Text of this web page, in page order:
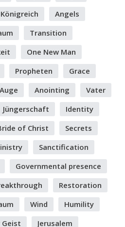
Königreich
Angels
Transition
One New Man
Propheten
Grace
Auge Anointing
Vater
Jüngerschaft
Identity
of Christ
Secrets
Sanctification
Governmental presence
Restoration
Wind
Humility
Jerusalem